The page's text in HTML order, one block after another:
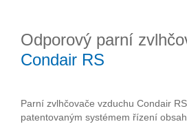
Odporový parní
Condair RS
Parní zvlhčovače vzduchu Condair
patentovaným systémem řízení